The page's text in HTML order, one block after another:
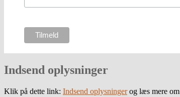
Indsend oplysninger
Klik på dette link: Indsend oplysningerog læs mere om